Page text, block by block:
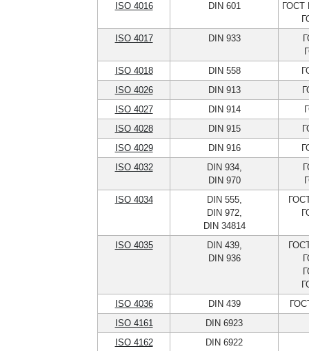
ISO 4016
DIN 601
ГОСТ
ISO 4017
DIN 933
ISO 4018
DIN 558
ISO 4026
DIN 913
ISO 4027
DIN 914
ISO 4028
DIN 915
ISO 4029
DIN 916
ISO 4032
DIN 934,
DIN 970
ISO 4034
DIN 555,
DIN 972,
DIN 34814
ISO 4035
DIN 439,
DIN 936
ISO 4036
DIN 439
ISO 4161
DIN 6923
ISO 4162
DIN 6922